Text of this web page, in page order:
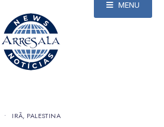
MENU
• IRÃ, PALESTINA